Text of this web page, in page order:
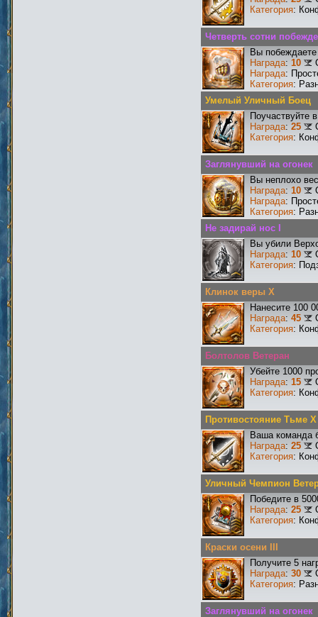
Категория:
Четверть сотни
Вы
Награда: 10
Награда:
Категория:
Умелый Уличный Боец
Поучаствуйте
Награда: 25
Категория:
Заглянувший на огонек
Вы неплохо
Награда: 10
Награда:
Категория:
Не задирай нос I
Вы убили
Награда: 10
Категория:
Клинок веры X
Нанесите 100
Награда: 45
Категория:
Болтолов Ветеран
Убейте 1000
Награда: 15
Категория:
Противостояние Тьме X
Ваша команда
Награда: 25
Категория:
Уличный Чемпион
Победите в
Награда: 25
Категория:
Краски осени III
Получите 5
Награда: 30
Категория:
Заглянувший на огонек